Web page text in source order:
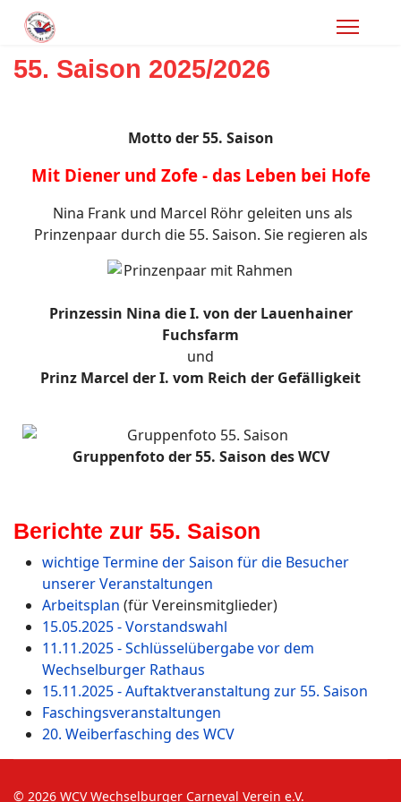
55. Saison 2025/2026
Motto der 55. Saison
Mit Diener und Zofe - das Leben bei Hofe
Nina Frank und Marcel Röhr geleiten uns als
Prinzenpaar durch die 55. Saison. Sie regieren als
Prinzessin Nina die I. von der Lauenhainer
Fuchsfarm
und
Prinz Marcel der I. vom Reich der Gefälligkeit
Gruppenfoto der 55. Saison des WCV
Berichte zur 55. Saison
wichtige Termine der Saison für die Besucher
unserer Veranstaltungen
Arbeitsplan (für Vereinsmitglieder)
15.05.2025 - Vorstandswahl
11.11.2025 - Schlüsselübergabe vor dem
Wechselburger Rathaus
15.11.2025 - Auftaktveranstaltung zur 55. Saison
Faschingsveranstaltungen
20. Weiberfasching des WCV
© 2026 WCV Wechselburger Carneval Verein e.V.